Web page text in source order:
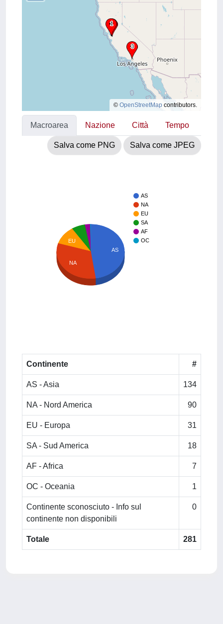
© OpenStreetMap contributors.
Macroarea Nazione Città Tempo
Salva come PNG Salva come JPEG
AS
NA
EU
SA
AF
OC
AS
EU
NA
Continente #
AS - Asia 134
NA - Nord America 90
EU - Europa 31
SA - Sud America 18
AF - Africa 7
OC - Oceania 1
Continente sconosciuto - Info sul
continente non disponibili
0
Totale 281